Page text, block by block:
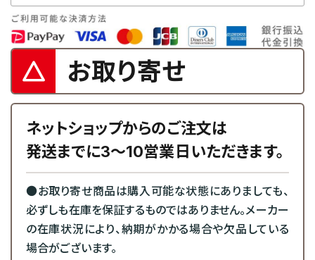
お取り寄せ
ネットショップからのご注文は
発送までに3～10営業日いただきます。
●お取り寄せ商品は購入可能な状態にありましても、
必ずしも在庫を保証するものではありません。メーカー
の在庫状況により、納期がかかる場合や欠品している
場合がございます。